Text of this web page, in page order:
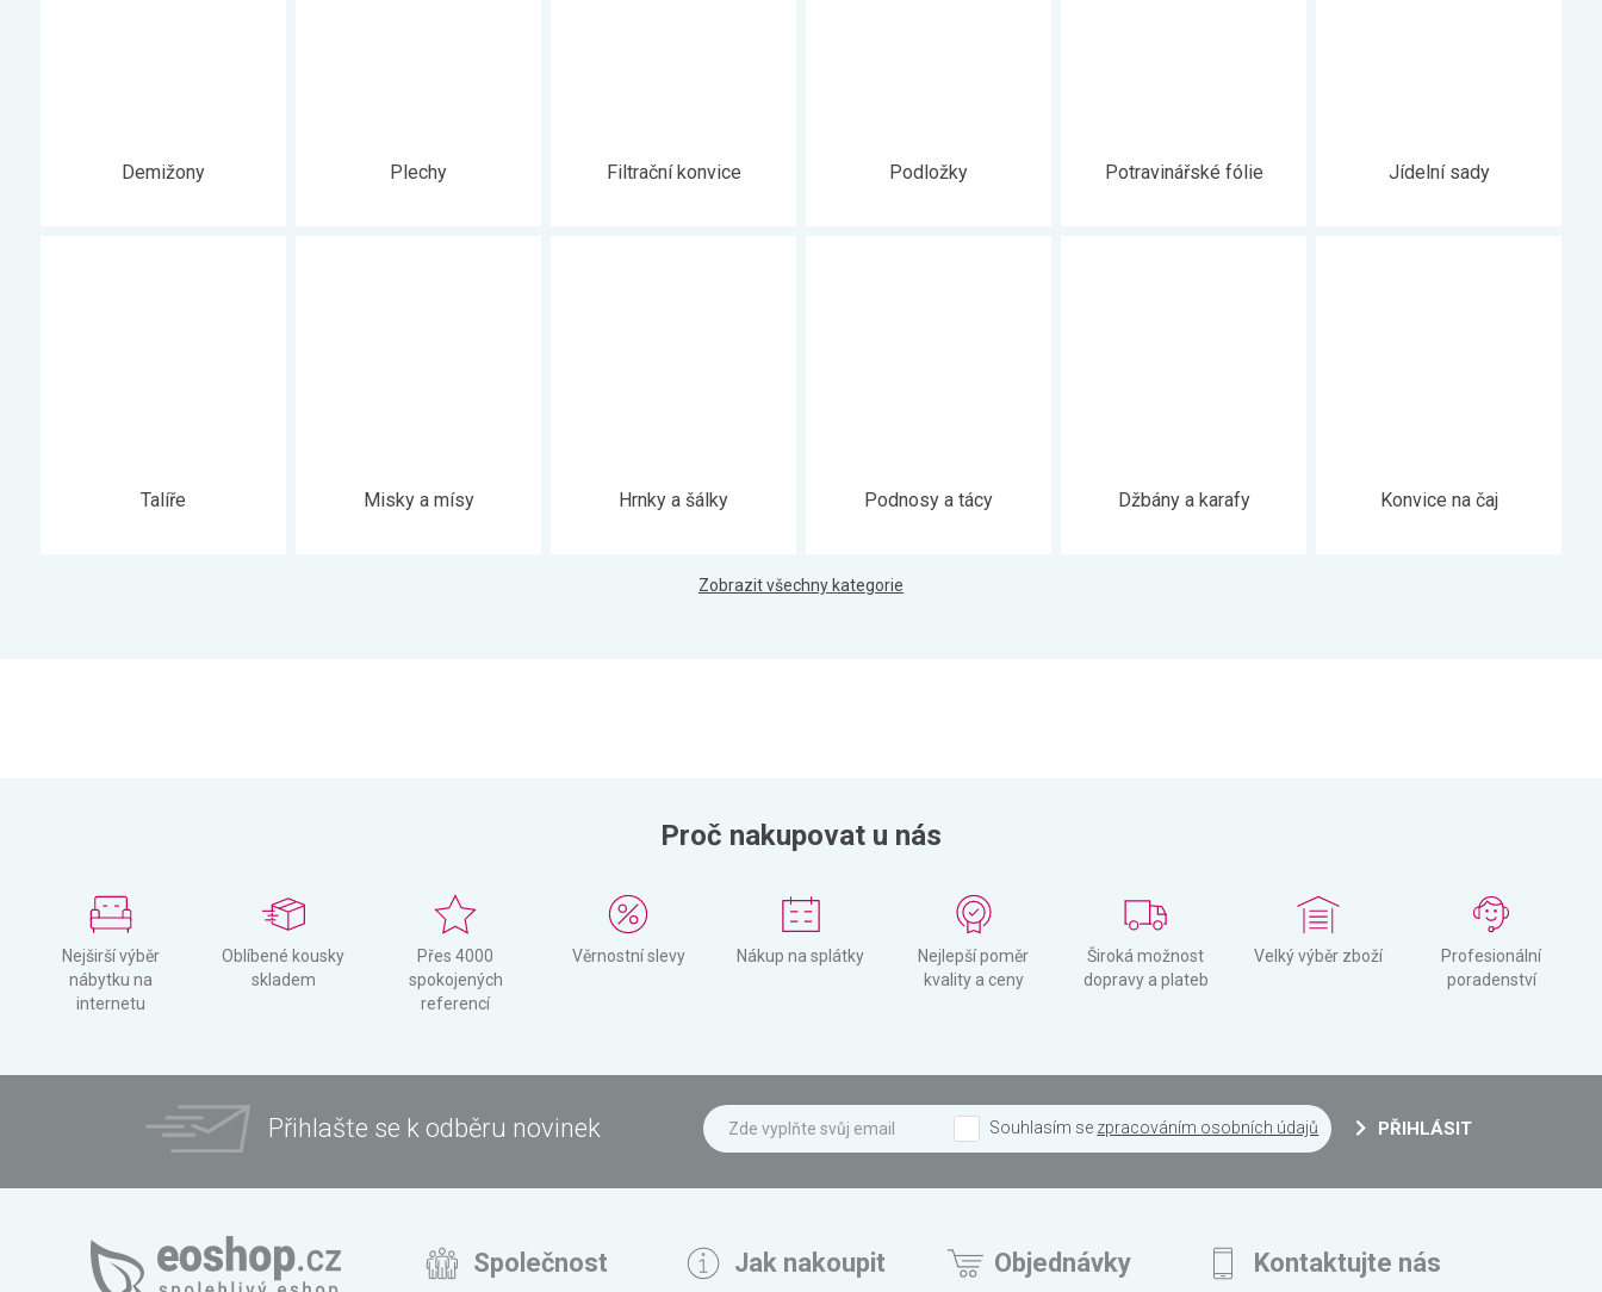
Demižony Plechy Filtrační konvice Podložky Potravinářské fólie Jídelní sady
Talíře Misky a mísy Hrnky a šálky Podnosy a tácy Džbány a karafy Konvice na čaj
Zobrazit všechny kategorie
Proč nakupovat u nás
Nejširší výběr
nábytku na
internetu
Oblíbené kousky
skladem
Přes 4000
spokojených
referencí
Věrnostní slevy Nákup na splátky
Nejlepší poměr
kvality a ceny
Široká možnost
dopravy a plateb
Velký výběr zboží
Profesionální
poradenství
Přihlašte se k odběru novinek Souhlasím se zpracováním osobních údajů PŘIHLÁSIT
Společnost Jak nakoupit Objednávky Kontaktujte nás